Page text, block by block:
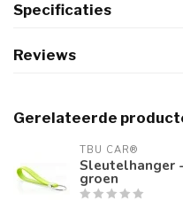
Specificaties
Reviews
Gerelateerde
TBU CAR®
Sleutelhanger
groen